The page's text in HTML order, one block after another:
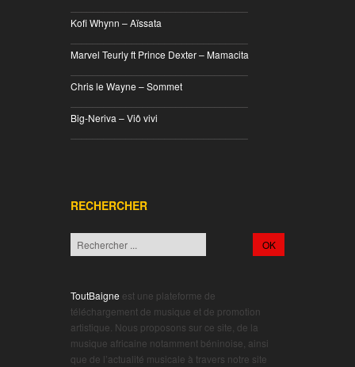
Kofi Whynn – Aïssata
Marvel Teurly ft Prince Dexter – Mamacita
Chris le Wayne – Sommet
Big-Neriva – Viô vivi
RECHERCHER
ToutBaigne est une plateforme de
téléchargement de musique et de promotion
artistique. Nous proposons sur ce site, de la
musique africaine notamment béninoise, ainsi
que de l’actualité musicale à travers notre site